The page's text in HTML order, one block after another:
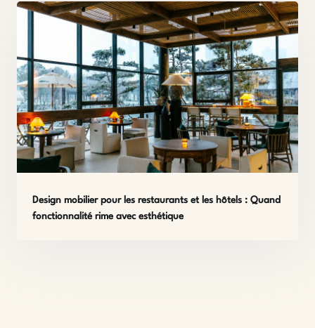
Design mobilier pour les restaurants et les hôtels : Quand
fonctionnalité rime avec esthétique